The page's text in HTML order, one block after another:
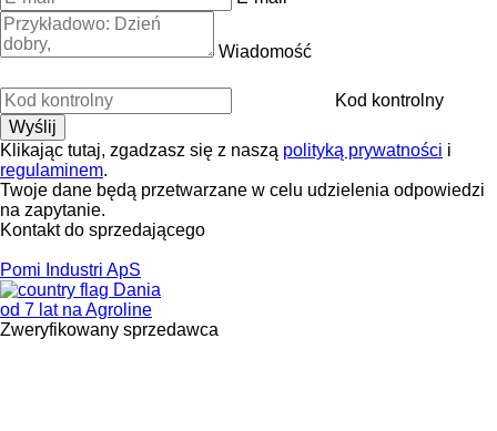
Wiadomość
Kod kontrolny
Klikając tutaj, zgadzasz się z naszą polityką prywatności i
regulaminem.
Twoje dane będą przetwarzane w celu udzielenia odpowiedzi
na zapytanie.
Kontakt do sprzedającego
Pomi Industri ApS
Dania
od 7 lat na Agroline
Zweryfikowany sprzedawca